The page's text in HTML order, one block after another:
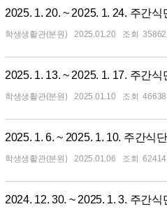
2025. 1. 20. ~ 2025. 1. 24. 주간식
학생생활관(분원) 2025.01.20 35862
2025. 1. 13. ~ 2025. 1. 17. 주간식
학생생활관(분원) 2025.01.10 46638
2025. 1. 6. ~ 2025. 1. 10. 주간식
학생생활관(분원) 2025.01.06 62414
2024. 12. 30. ~ 2025. 1. 3. 주간식